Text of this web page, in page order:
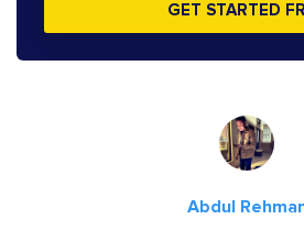
GET STARTED
Abdul